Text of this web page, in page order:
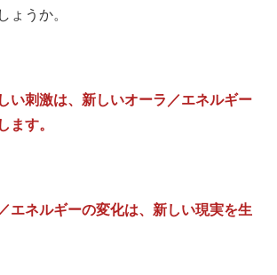
ょうか。
い刺激は、新しいオーラ／エネルギー
ます。
エネルギーの変化は、新しい現実を生